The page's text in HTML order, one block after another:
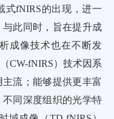
式fNIRS的出现，进一
此同时，旨在提升成
成像技术也在不断发
CW-fNIRS）技术因系
流；能够提供更丰富
同深度组织的光学特